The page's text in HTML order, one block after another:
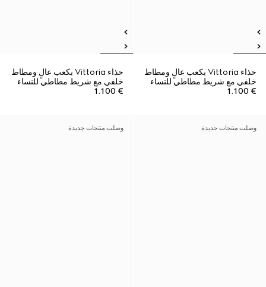
حذاء Vittoria بكعب عالٍ ومطاط
خلفي مع شريط مطاطي للنساء
€ 1.100
حذاء Vittoria بكعب عالٍ ومطاط
خلفي مع شريط مطاطي للنساء
€ 1.100
وصلت منتجات جديدة وصلت منتجات جديدة